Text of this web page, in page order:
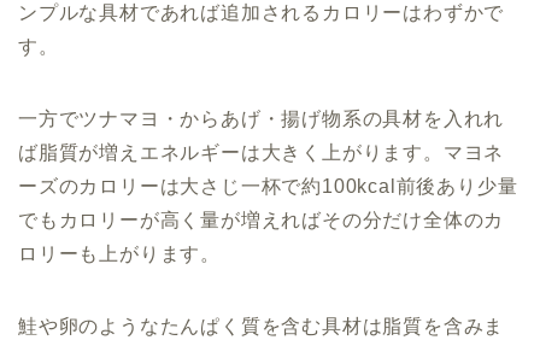
ンプルな具材であれば追加されるカロリーはわずかで
す。
一方でツナマヨ・からあげ・揚げ物系の具材を入れれ
ば脂質が増えエネルギーは大きく上がります。マヨネ
ーズのカロリーは大さじ一杯で約100kcal前後あり 少量
でもカロリーが高く量が増えればその分だけ全体のカ
ロリーも上がります。
鮭や卵のようなたんぱく質を含む具材は脂質を含みま